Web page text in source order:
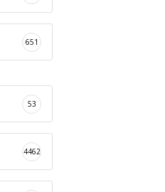
651
53
4462